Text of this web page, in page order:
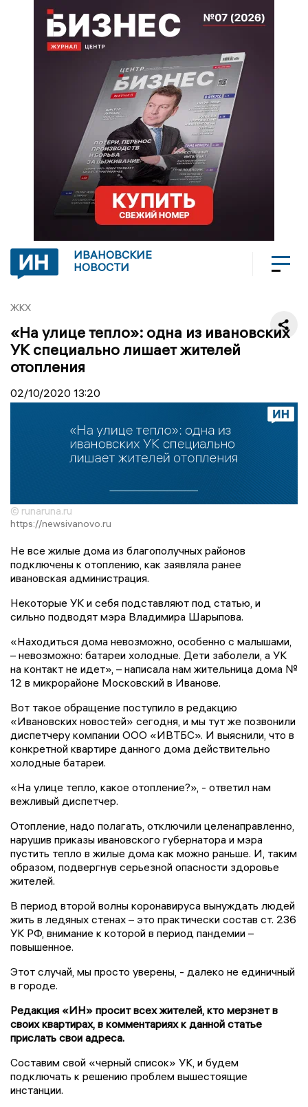
ИВАНОВСКИЕ
НОВОСТИ
ЖКХ
«На улице тепло»: одна из ивановских
УК специально лишает жителей
отопления
02/10/2020 13:20
© runaruna.ru
https://newsivanovo.ru
Не все жилые дома из благополучных районов
подключены к отоплению, как заявляла ранее
ивановская администрация.
Некоторые УК и себя подставляют под статью, и
сильно подводят мэра Владимира Шарыпова.
«Находиться дома невозможно, особенно с малышами,
– невозможно: батареи холодные. Дети заболели, а УК
на контакт не идет», – написала нам жительница дома №
12 в микрорайоне Московский в Иванове.
Вот такое обращение поступило в редакцию
«Ивановских новостей» сегодня, и мы тут же позвонили
диспетчеру компании ООО «ИВТБС». И выяснили, что в
конкретной квартире данного дома действительно
холодные батареи.
«На улице тепло, какое отопление?», - ответил нам
вежливый диспетчер.
Отопление, надо полагать, отключили целенаправленно,
нарушив приказы ивановского губернатора и мэра
пустить тепло в жилые дома как можно раньше. И, таким
образом, подвергнув серьезной опасности здоровье
жителей.
В период второй волны коронавируса вынуждать людей
жить в ледяных стенах – это практически состав ст. 236
УК РФ, внимание к которой в период пандемии –
повышенное.
Этот случай, мы просто уверены, - далеко не единичный
в городе.
Редакция «ИН» просит всех жителей, кто мерзнет в
своих квартирах, в комментариях к данной статье
прислать свои адреса.
Составим свой «черный список» УК, и будем
подключать к решению проблем вышестоящие
инстанции.